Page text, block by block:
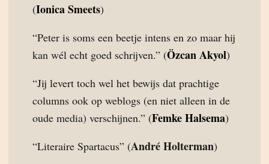
(Ionica Smeets)
“Peter is soms een beetje intens en zo maar hij
kan wél echt goed schrijven.” (Özcan Akyol)
“Jij levert toch wel het bewijs dat prachtige
columns ook op weblogs (en niet alleen in de
oude media) verschijnen.” (Femke Halsema)
“Literaire Spartacus” (André Holterman)